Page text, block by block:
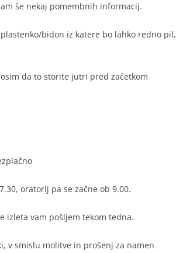
še nekaj pomembnih informacij.
bidon iz katere bo lahko redno pil,
da to storite jutri pred začetkom
oratorij pa se začne ob 9.00.
izleta vam pošljem tekom tedna.
v smislu molitve in prošenj za namen